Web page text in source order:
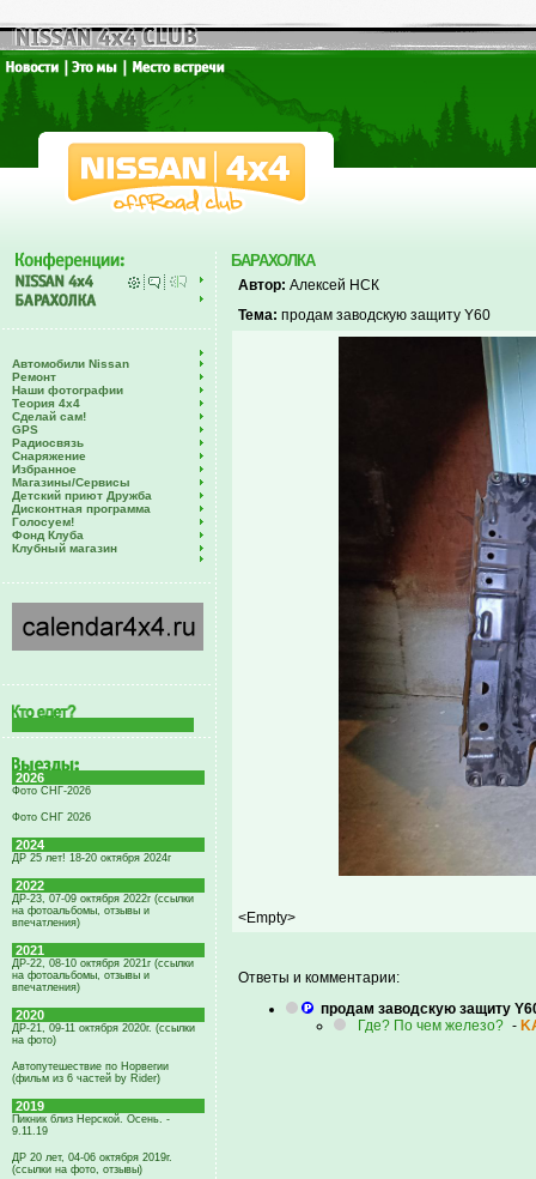
Автомобили Nissan
Ремонт
Наши фотографии
Теория 4х4
Сделай сам!
GPS
Радиосвязь
Снаряжение
Избранное
Магазины/Сервисы
Детский приют Дружба
Дисконтная программа
Голосуем!
Фонд Клуба
Клубный магазин
2026
Фото СНГ-2026
Фото СНГ 2026
2024
ДР 25 лет! 18-20 октября 2024г
2022
ДР-23, 07-09 октября 2022г (ссылки
на фотоальбомы, отзывы и
впечатления)
2021
ДР-22, 08-10 октября 2021г (ссылки
на фотоальбомы, отзывы и
впечатления)
2020
ДР-21, 09-11 октября 2020г. (ссылки
на фото)
Автопутешествие по Норвегии
(фильм из 6 частей by Rider)
2019
Пикник близ Нерской. Осень. -
9.11.19
ДР 20 лет, 04-06 октября 2019г.
(ссылки на фото, отзывы)
БАРАХОЛКА
Автор: Алексей НСК
Тема: продам заводскую защиту Y60
<Empty>
Ответы и комментарии:
продам заводскую защиту
Где? По чем железо? -